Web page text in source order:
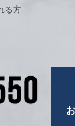
る方